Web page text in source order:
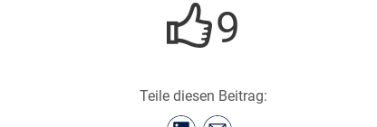
9
Teile diesen Beitrag: